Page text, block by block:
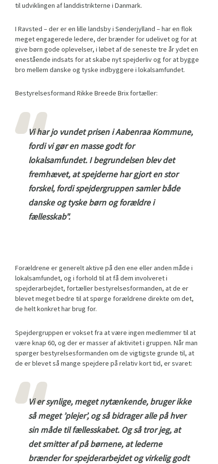
til udviklingen af landdistrikterne i Danmark.
I Ravsted – der er en lille landsby i Sønderjylland – har en flok
meget engagerede ledere, der brænder for udelivet og for at
give børn gode oplevelser, i løbet af de seneste tre år ydet en
enestående indsats for at skabe nyt spejderliv og for at bygge
bro mellem danske og tyske indbyggere i lokalsamfundet.
Bestyrelsesformand Rikke Breede Brix fortæller:
Vi har jo vundet prisen i Aabenraa Kommune,
fordi vi gør en masse godt for
lokalsamfundet. I begrundelsen blev det
fremhævet, at spejderne har gjort en stor
forskel, fordi spejdergruppen samler både
danske og tyske børn og forældre i
fællesskab".
Forældrene er generelt aktive på den ene eller anden måde i
lokalsamfundet, og i forhold til at få dem involveret i
spejderarbejdet, fortæller bestyrelsesformanden, at de er
blevet meget bedre til at spørge forældrene direkte om det,
de helt konkret har brug for.
Spejdergruppen er vokset fra at være ingen medlemmer til at
være knap 60, og der er masser af aktivitet i gruppen. Når man
spørger bestyrelsesformanden om de vigtigste grunde til, at
de er blevet så mange spejdere på relativ kort tid, er svaret:
Vi er synlige, meget nytænkende, bruger ikke
så meget ’plejer’, og så bidrager alle på hver
sin måde til fællesskabet. Og så tror jeg, at
det smitter af på børnene, at lederne
brænder for spejderarbejdet og virkelig godt